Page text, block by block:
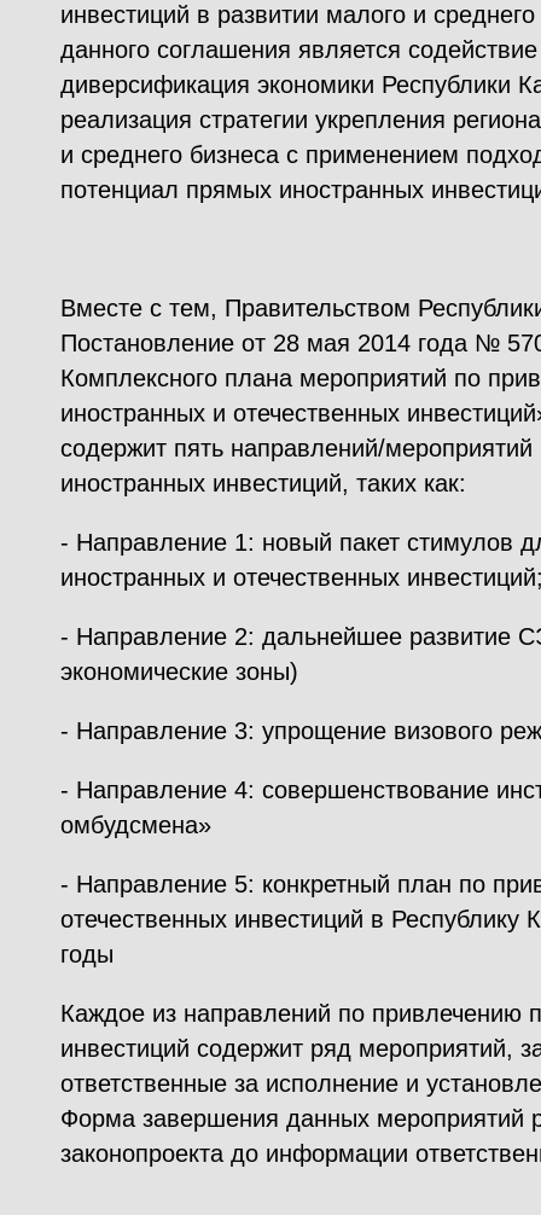
инвестиций в развитии малого и
данного соглашения является
диверсификация экономики Республики
реализация стратегии укрепления
и среднего бизнеса с применением
потенциал прямых иностранных
Вместе с тем, Правительством
Постановление от 28 мая 2014 года №
Комплексного плана мероприятий по
иностранных и отечественных
содержит пять направлений/
иностранных инвестиций, таких как:
- Направление 1: новый пакет стимулов
иностранных и отечественных
- Направление 2: дальнейшее развитие
экономические зоны)
- Направление 3: упрощение визового
- Направление 4: совершенствование
омбудсмена»
- Направление 5: конкретный план по
отечественных инвестиций в Республику
годы
Каждое из направлений по привлечению
инвестиций содержит ряд мероприятий,
ответственные за исполнение и
Форма завершения данных мероприятий
законопроекта до информации